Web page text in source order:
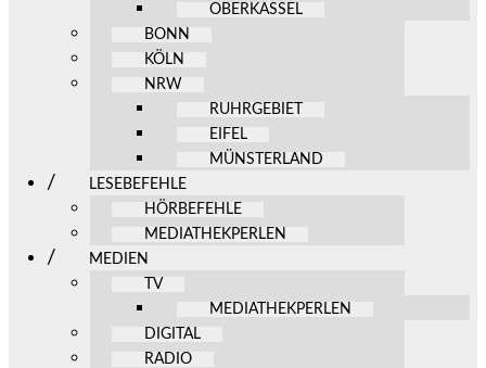
OBERKASSEL
BONN
KÖLN
NRW
RUHRGEBIET
EIFEL
MÜNSTERLAND
LESEBEFEHLE
HÖRBEFEHLE
MEDIATHEKPERLEN
MEDIEN
TV
MEDIATHEKPERLEN
DIGITAL
RADIO